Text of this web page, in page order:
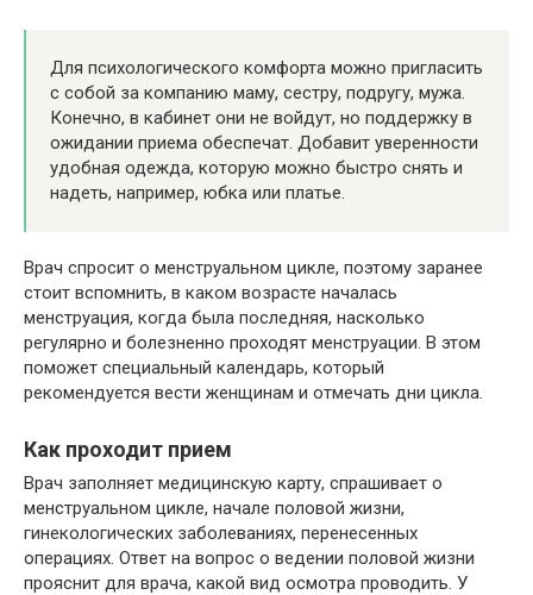
Для психологического комфорта можно пригласить
с собой за компанию маму, сестру, подругу, мужа.
Конечно, в кабинет они не войдут, но поддержку в
ожидании приема обеспечат. Добавит уверенности
удобная одежда, которую можно быстро снять и
надеть, например, юбка или платье.
Врач спросит о менструальном цикле, поэтому заранее
стоит вспомнить, в каком возрасте началась
менструация, когда была последняя, насколько
регулярно и болезненно проходят менструации. В этом
поможет специальный календарь, который
рекомендуется вести женщинам и отмечать дни цикла.
Как проходит прием
Врач заполняет медицинскую карту, спрашивает о
менструальном цикле, начале половой жизни,
гинекологических заболеваниях, перенесенных
операциях. Ответ на вопрос о ведении половой жизни
прояснит для врача, какой вид осмотра проводить. У